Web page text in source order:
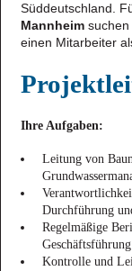
Süddeutschland.
Mannheim
einen Mitarbeiter
Ihre Aufgaben:
Leitung von
Durchführung
Regelmäßige
Geschäftsführung
Kontrolle und